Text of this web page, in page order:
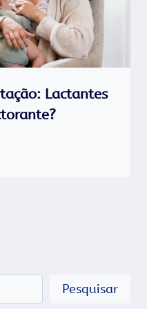
Lactantes
Pesquisar